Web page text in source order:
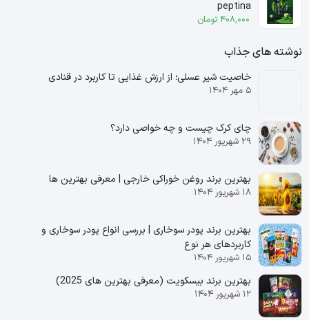
peptina
408,000 تومان
نوشته های جذاب
خاصیت شیر عسلی؛ از ارزش غذایی تا کاربرد در قنادی
۵ مهر ۱۴۰۴
چای کرک چیست و چه خواصی دارد؟
۲۹ شهریور ۱۴۰۴
بهترین برند روغن خوراکی خارجی | معرفی بهترین ها
۱۸ شهریور ۱۴۰۴
بهترین برند پودر سوخاری | بررسی انواع پودر سوخاری و
کاربردهای هر نوع
۱۵ شهریور ۱۴۰۴
بهترین برند بیسکویت (معرفی بهترین‌ های 2025)
۱۲ شهریور ۱۴۰۴